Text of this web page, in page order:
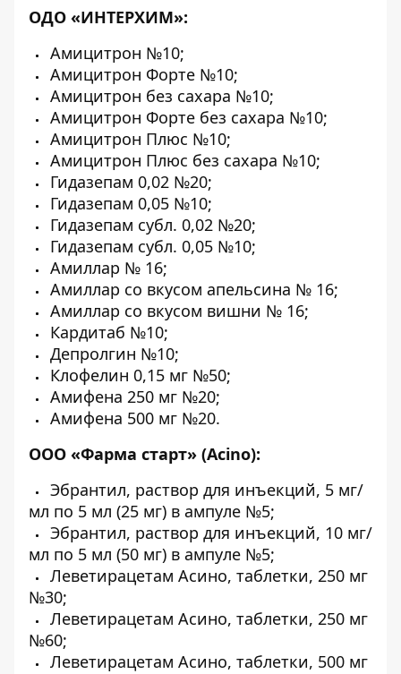
ОДО «ИНТЕРХИМ»:
Амицитрон №10;
Амицитрон Форте №10;
Амицитрон без сахара №10;
Амицитрон Форте без сахара №10;
Амицитрон Плюс №10;
Амицитрон Плюс без сахара №10;
Гидазепам 0,02 №20;
Гидазепам 0,05 №10;
Гидазепам субл. 0,02 №20;
Гидазепам субл. 0,05 №10;
Амиллар № 16;
Амиллар со вкусом апельсина № 16;
Амиллар со вкусом вишни № 16;
Кардитаб №10;
Депролгин №10;
Клофелин 0,15 мг №50;
Амифена 250 мг №20;
Амифена 500 мг №20.
ООО «Фарма старт» (Acino):
Эбрантил, раствор для инъекций, 5 мг/
мл по 5 мл (25 мг) в ампуле №5;
Эбрантил, раствор для инъекций, 10 мг/
мл по 5 мл (50 мг) в ампуле №5;
Леветирацетам Асино, таблетки, 250 мг
№30;
Леветирацетам Асино, таблетки, 250 мг
№60;
Леветирацетам Асино, таблетки, 500 мг